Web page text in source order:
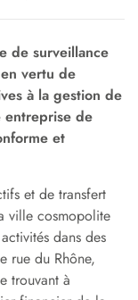
de surveillance
vertu de
à la gestion de
entreprise de
et
et de transfert
ville cosmopolite
dans des
rue du Rhône,
trouvant à